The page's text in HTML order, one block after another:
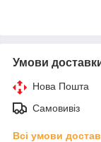
Умови
Нова Пошта
Самовивіз
Всі умови